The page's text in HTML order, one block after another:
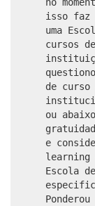
isso faz
uma
cursos
de
ou
e
learning
Escola